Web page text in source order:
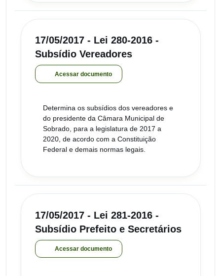
17/05/2017 - Lei 280-2016 -
Subsídio Vereadores
Acessar documento
Determina os subsídios dos vereadores e
do presidente da Câmara Municipal de
Sobrado, para a legislatura de 2017 a
2020, de acordo com a Constituição
Federal e demais normas legais.
17/05/2017 - Lei 281-2016 -
Subsídio Prefeito e Secretários
Acessar documento